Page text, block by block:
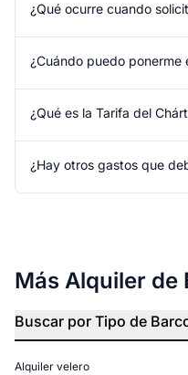
¿Qué ocurre cuando
¿Cuándo puedo
¿Qué es la Tarifa del
¿Hay otros gastos que
Más Alquiler de
Buscar por Tipo de
Alquiler velero